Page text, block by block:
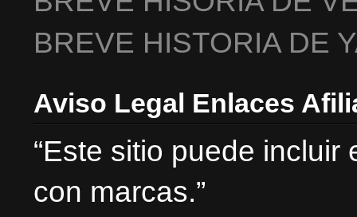
BREVE HISTORIA DE
Aviso Legal Enlaces
“Este sitio puede
con marcas.”